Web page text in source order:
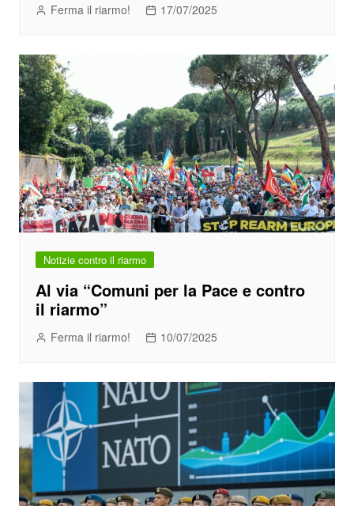
Ferma il riarmo! 17/07/2025
Notizie contro il riarmo
Al via “Comuni per la Pace e contro
il riarmo”
Ferma il riarmo! 10/07/2025